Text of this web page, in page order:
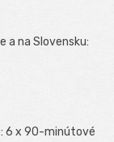
a na Slovensku:
6 x 90-minútové